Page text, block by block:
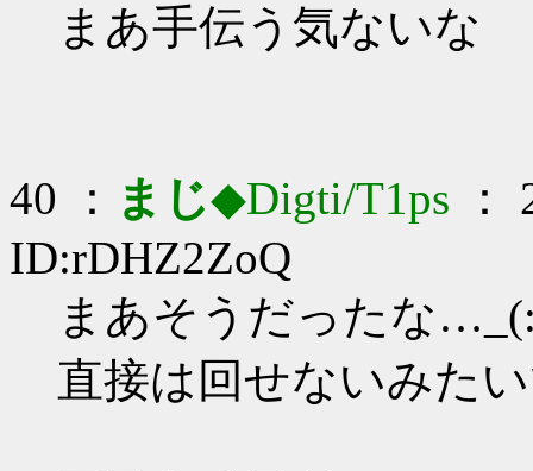
まあ手伝う気ないな
40 ： まじ◆Digti/T1ps ：
ID:rDHZ2ZoQ
まあそうだったな
直接は回せないみた